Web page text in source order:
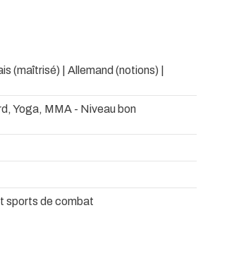
(maîtrisé) | Allemand (notions) |
Yoga, MMA - Niveau bon
sports de combat